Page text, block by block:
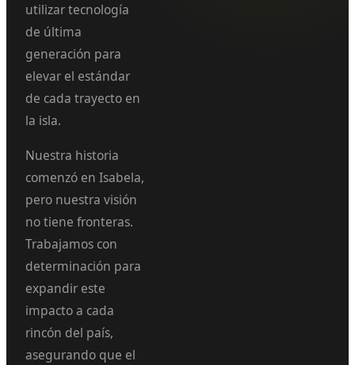
utilizar tecnología
de última
generación para
elevar el estándar
de cada trayecto en
la isla.
Nuestra historia
comenzó en Isabela,
pero nuestra visión
no tiene fronteras.
Trabajamos con
determinación para
expandir este
impacto a cada
rincón del país,
asegurando que el